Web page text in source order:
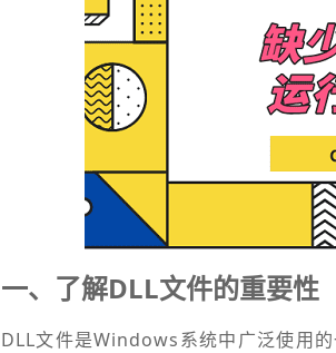
一、了解DLL文件的重要性
DLL文件是Windows系统中广泛使用